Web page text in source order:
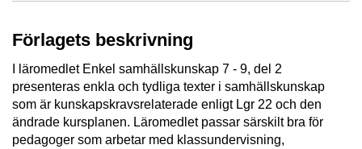
Förlagets beskrivning
I läromedlet Enkel samhällskunskap 7 - 9, del 2
presenteras enkla och tydliga texter i samhällskunskap
som är kunskapskravsrelaterade enligt Lgr 22 och den
ändrade kursplanen. Läromedlet passar särskilt bra för
pedagoger som arbetar med klassundervisning,